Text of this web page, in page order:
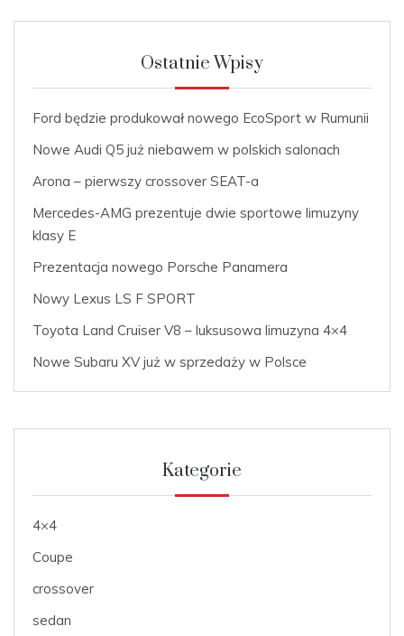
Ostatnie Wpisy
Ford będzie produkował nowego EcoSport w Rumunii
Nowe Audi Q5 już niebawem w polskich salonach
Arona – pierwszy crossover SEAT-a
Mercedes-AMG prezentuje dwie sportowe limuzyny
klasy E
Prezentacja nowego Porsche Panamera
Nowy Lexus LS F SPORT
Toyota Land Cruiser V8 – luksusowa limuzyna 4×4
Nowe Subaru XV już w sprzedaży w Polsce
Kategorie
4×4
Coupe
crossover
sedan